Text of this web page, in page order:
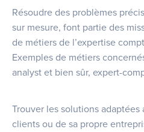
Résoudre des problèmes
sur mesure, font partie des
de métiers de l’expertise
Exemples de métiers
analyst et bien sûr, expert-
Trouver les solutions
clients ou de sa propre